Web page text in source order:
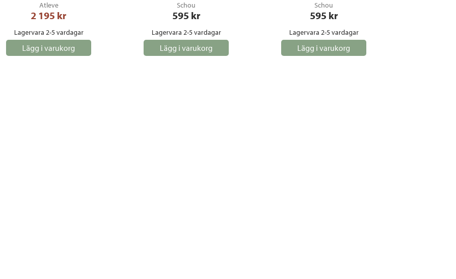
Atleve
2 195 kr
Lagervara 2-5 vardagar
Lägg i varukorg
Schou
595 kr
Lagervara 2-5 vardagar
Lägg i varukorg
Schou
595 kr
Lagervara 2-5 vardagar
Lägg i varukorg